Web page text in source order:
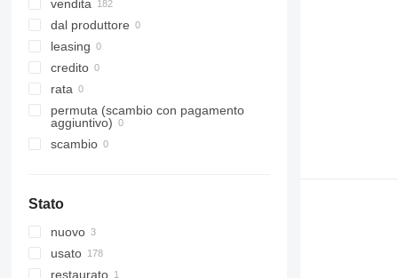
vendita
dal produttore
leasing
credito
rata
permuta (scambio con pagamento
aggiuntivo)
scambio
Stato
nuovo
usato
restaurato